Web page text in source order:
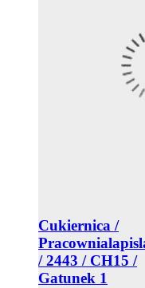
Cukiernica /
/ 2443 / CH15 /
Gatunek 1